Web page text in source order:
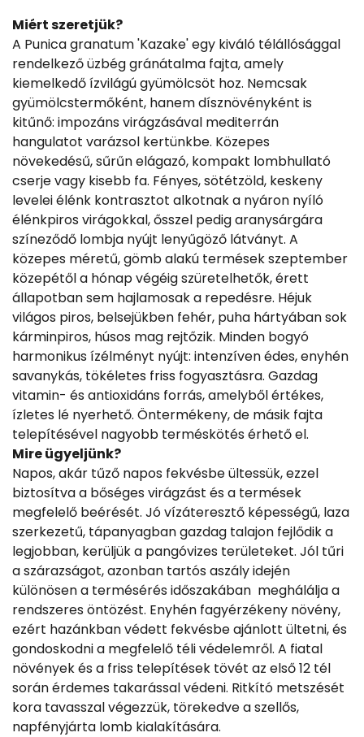
Miért szeretjük?
A Punica granatum 'Kazake' egy kiváló télállósággal
rendelkező üzbég gránátalma fajta, amely
kiemelkedő ízvilágú gyümölcsöt hoz. Nemcsak
gyümölcstermőként, hanem dísznövényként is
kitűnő: impozáns virágzásával mediterrán
hangulatot varázsol kertünkbe. Közepes
növekedésű, sűrűn elágazó, kompakt lombhullató
cserje vagy kisebb fa. Fényes, sötétzöld, keskeny
levelei élénk kontrasztot alkotnak a nyáron nyíló
élénkpiros virágokkal, ősszel pedig aranysárgára
színeződő lombja nyújt lenyűgöző látványt. A
közepes méretű, gömb alakú termések szeptember
közepétől a hónap végéig szüretelhetők, érett
állapotban sem hajlamosak a repedésre. Héjuk
világos piros, belsejükben fehér, puha hártyában sok
kárminpiros, húsos mag rejtőzik. Minden bogyó
harmonikus ízélményt nyújt: intenzíven édes, enyhén
savanykás, tökéletes friss fogyasztásra. Gazdag
vitamin- és antioxidáns forrás, amelyből értékes,
ízletes lé nyerhető. Öntermékeny, de másik fajta
telepítésével nagyobb terméskötés érhető el.
Mire ügyeljünk?
Napos, akár tűző napos fekvésbe ültessük, ezzel
biztosítva a bőséges virágzást és a termések
megfelelő beérését. Jó vízáteresztő képességű, laza
szerkezetű, tápanyagban gazdag talajon fejlődik a
legjobban, kerüljük a pangóvizes területeket. Jól tűri
a szárazságot, azonban tartós aszály idején 
különösen a termésérés időszakában  meghálálja a
rendszeres öntözést. Enyhén fagyérzékeny növény,
ezért hazánkban védett fekvésbe ajánlott ültetni, és
gondoskodni a megfelelő téli védelemről. A fiatal
növények és a friss telepítések tövét az első 12 tél
során érdemes takarással védeni. Ritkító metszését
kora tavasszal végezzük, törekedve a szellős,
napfényjárta lomb kialakítására.